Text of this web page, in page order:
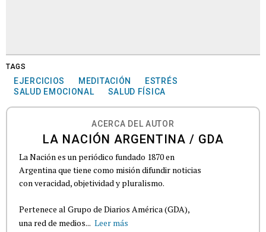
TAGS
EJERCICIOS MEDITACIÓN
ESTRÉS
SALUD EMOCIONAL
SALUD FÍSICA
ACERCA DEL AUTOR
LA NACIÓN ARGENTINA / GDA
La Nación es un periódico fundado 1870 en
Argentina que tiene como misión difundir noticias
con veracidad, objetividad y pluralismo.
Pertenece al Grupo de Diarios América (GDA),
una red de medios... Leer más